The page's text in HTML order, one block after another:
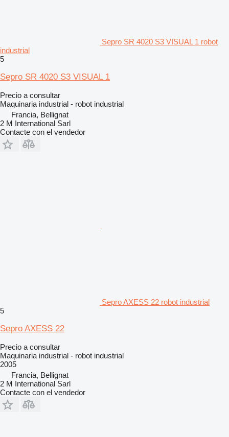
Sepro SR 4020 S3 VISUAL 1 robot
industrial
5
Sepro SR 4020 S3 VISUAL 1
Precio a consultar
Maquinaria industrial - robot industrial
Francia, Bellignat
2 M International Sarl
Contacte con el vendedor
Sepro AXESS 22 robot industrial
5
Sepro AXESS 22
Precio a consultar
Maquinaria industrial - robot industrial
2005
Francia, Bellignat
2 M International Sarl
Contacte con el vendedor